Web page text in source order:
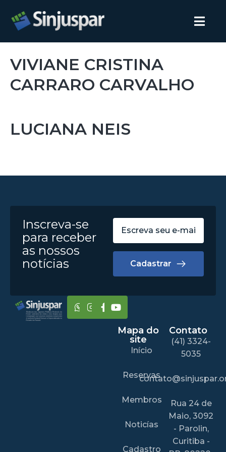
VIVIANE CRISTINA
CARRARO CARVALHO
LUCIANA NEIS
Inscreva-se
para receber
as nossos
notícias
Cadastrar
Mapa do
site
Início
Reservas
Membros
Noticías
Cadastro
Contato
(41) 3324-
5035
Rua 24 de
Maio, 3092
- Parolin,
Curitiba -